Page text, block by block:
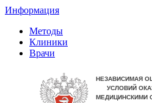
Информация
Методы
Клиники
Врачи